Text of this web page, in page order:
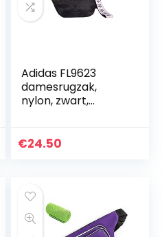
Adidas FL9623
damesrugzak,
nylon, zwart,
€24.50